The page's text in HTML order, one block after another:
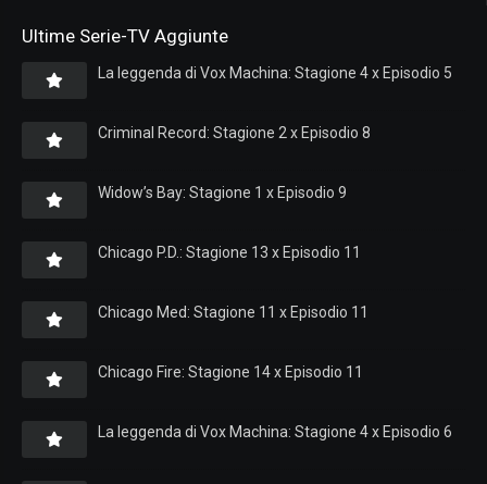
Ultime Serie-TV Aggiunte
La leggenda di Vox Machina: Stagione 4 x Episodio 5
Criminal Record: Stagione 2 x Episodio 8
Widow’s Bay: Stagione 1 x Episodio 9
Chicago P.D.: Stagione 13 x Episodio 11
Chicago Med: Stagione 11 x Episodio 11
Chicago Fire: Stagione 14 x Episodio 11
La leggenda di Vox Machina: Stagione 4 x Episodio 6